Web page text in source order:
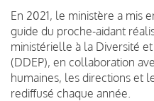
En 2021, le ministère a mis
guide du proche-aidant
ministérielle à la Diversité
(DDEP), en collaboration
humaines, les directions et
rediffusé chaque année.